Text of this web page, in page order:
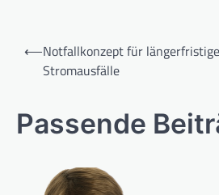
Beitragsnavigation
⟵Notfallkonzept für
Stromausfälle
Passende